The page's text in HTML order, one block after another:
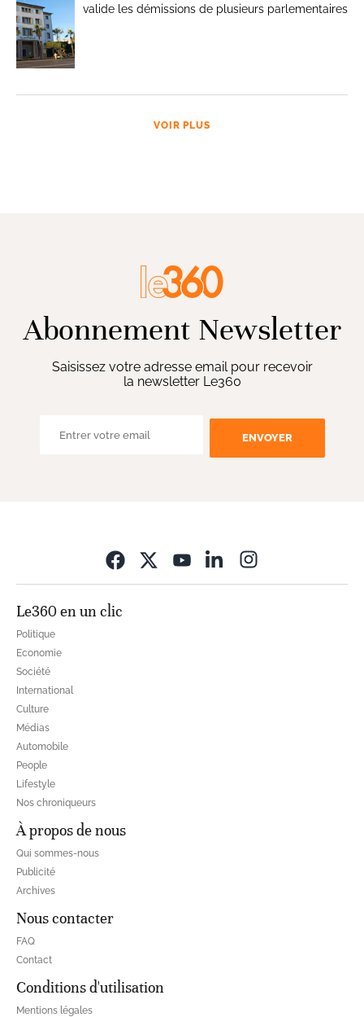
valide les démissions de plusieurs parlementaires
VOIR PLUS
Abonnement Newsletter
Saisissez votre adresse email pour recevoir
la newsletter Le360
ENVOYER
Le360 en un clic
Politique
Economie
Société
International
Culture
Médias
Automobile
People
Lifestyle
Nos chroniqueurs
À propos de nous
Qui sommes-nous
Publicité
Archives
Nous contacter
FAQ
Contact
Conditions d'utilisation
Mentions légales